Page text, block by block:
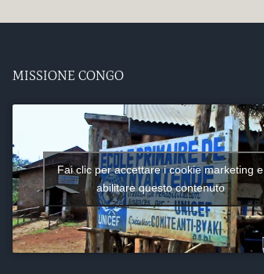
MISSIONE CONGO
Fai clic per accettare i cookie marketing e
abilitare questo contenuto